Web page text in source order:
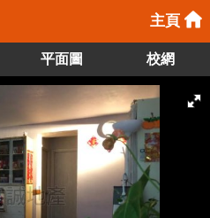
主頁
平面圖 校網